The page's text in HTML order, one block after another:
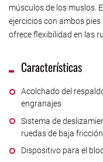
músculos de los muslos.
ejercicios con ambos
ofrece flexibilidad en las
Características
Acolchado del
engranajes
Sistema de
ruedas de baja fricción
Dispositivo para el